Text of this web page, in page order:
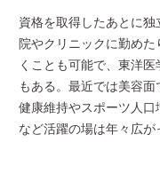
資格を取得したあとに
院やクリニックに勤め
くことも可能で、東洋
もある。最近では美容
健康維持やスポーツ人口
など活躍の場は年々広が